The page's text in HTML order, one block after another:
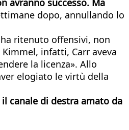
avranno successo. Ma
dopo, annullando lo
ritenuto offensivi, non
infatti, Carr aveva
la licenza». Allo
elogiato le virtù della
canale di destra amato da